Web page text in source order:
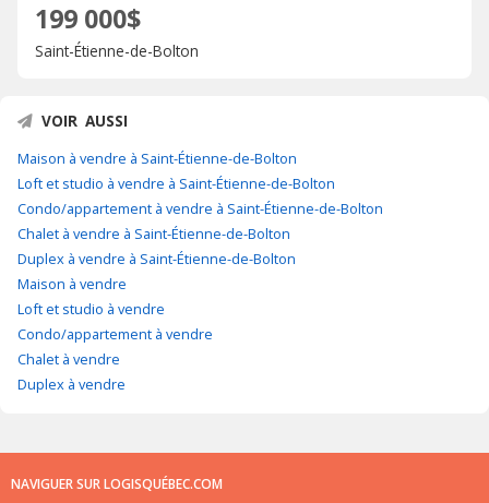
199 000$
Saint-Étienne-de-Bolton
VOIR AUSSI
Maison à vendre à Saint-Étienne-de-Bolton
Loft et studio à vendre à Saint-Étienne-de-Bolton
Condo/appartement à vendre à Saint-Étienne-de-Bolton
Chalet à vendre à Saint-Étienne-de-Bolton
Duplex à vendre à Saint-Étienne-de-Bolton
Maison à vendre
Loft et studio à vendre
Condo/appartement à vendre
Chalet à vendre
Duplex à vendre
NAVIGUER SUR LOGISQUÉBEC.COM